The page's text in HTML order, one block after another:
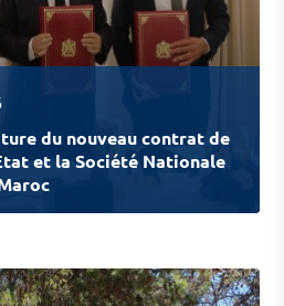
du nouveau contrat de
et la Société Nationale